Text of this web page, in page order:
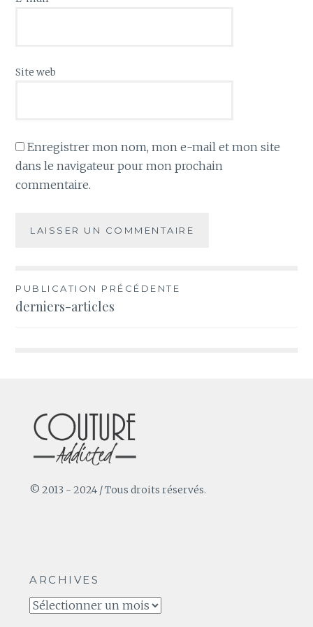
Site web
Enregistrer mon nom, mon e-mail et mon site
dans le navigateur pour mon prochain
commentaire.
Navigation
de
PUBLICATION PRÉCÉDENTE
derniers-articles
© 2013 - 2024 / Tous droits réservés.
ARCHIVES
Archives